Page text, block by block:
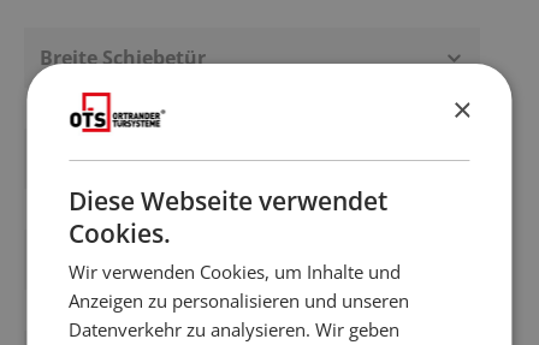
Breite Schiebetür
Anschlag
Öffnungsrichtung
×
Diese Webseite verwendet
Cookies.
Wir verwenden Cookies, um Inhalte und
Anzeigen zu personalisieren und unseren
Datenverkehr zu analysieren. Wir geben